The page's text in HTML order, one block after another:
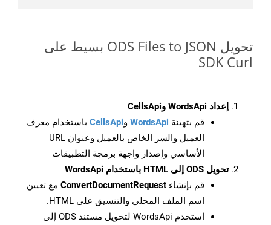
تحويل ODS Files to JSON بسيط على
SDK Curl
إعداد WordsApi وCellsApi
قم بتهيئة WordsApi وCellsApi باستخدام معرف
العميل والسر الخاص بالعميل وعنوان URL
الأساسي وإصدار واجهة برمجة التطبيقات
تحويل ODS إلى HTML باستخدام WordsApi
قم بإنشاء ConvertDocumentRequest مع تعيين
اسم الملف المحلي والتنسيق على HTML.
استخدم WordsApi لتحويل مستند ODS إلى